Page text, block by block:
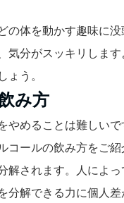
の体を動かす趣味に
気分がスッキリしま
う。
み方
めることは難しいで
ールの飲み方をご紹
解されます。人によ
解できる力に個人差